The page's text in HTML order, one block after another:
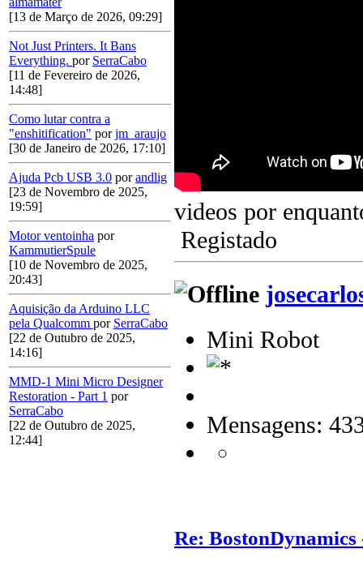
[13 de Março de 2026, 09:29]
Not Just Printers. It Bans
Everything. por SerraCabo
[11 de Fevereiro de 2026,
14:48]
Como lutar contra a
"enshitification" porjm_araujo
[30 de Janeiro de 2026, 17:10]
Ajuda Pcb USB 3.0 porandlig
[23 de Novembro de 2025,
19:59]
Motor ventoinha por
KammutierSpule
[10 de Novembro de 2025,
20:43]
Aquisição da Arduino LLC
pela Qualcomm por SerraCabo
[22 de Outubro de 2025,
14:16]
MMD-1 Mini Micro Designer
Restoration - Part 1 por
SerraCabo
[22 de Outubro de 2025,
12:44]
videos por
Registado
Mini Robot
Mensagens:
Re: